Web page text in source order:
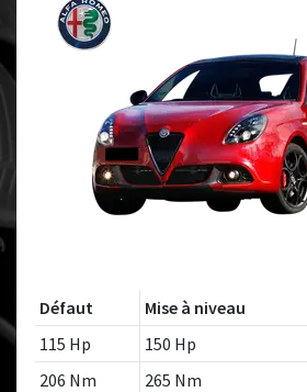
Défaut Mise à niveau
115 Hp
150 Hp
206 Nm
265 Nm